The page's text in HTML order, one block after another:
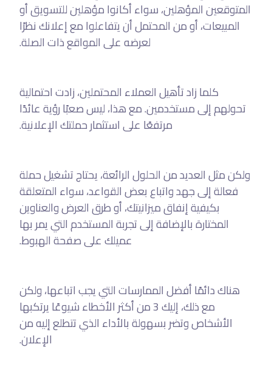
المتوقعين المؤهلين، سواء أكانوا مؤهلين للتسويق أو
المبيعات، أو من المحتمل أن يتفاعلوا مع إعلانك نظرًا
لعرضه على المواقع ذات الصلة.
كلما زاد تأهيل العملاء المحتملين، زادت احتمالية
تحولهم إلى مستخدمين. مع هذا، ليس صعبًا رؤية عائدًا
مرتفعًا على استثمار حملتك الإعلانية.
ولكن مثل العديد من الحلول الرائعة، يحتاج تشغيل حملة
فعالة إلى جهد واتباع بعض القواعد، سواء المتعلقة
بكيفية إنفاق ميزانيتك، أو طرق العرض والعناوين
المختارة بالإضافة إلى تجربة المستخدم التي يمر بها
عميلك على صفحة الهبوط.
هناك دائمًا أفضل الممارسات التي يجب اتباعها، ولكن
مع ذلك، إليك 3 من أكثر الأخطاء شيوعًا يرتكبها
الأشخاص وتضر بسهولة بالأداء الذي تتطلع إليه من
الإعلان.